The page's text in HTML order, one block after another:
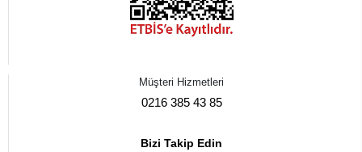
Müşteri Hizmetleri
0216 385 43 85
Bizi Takip Edin